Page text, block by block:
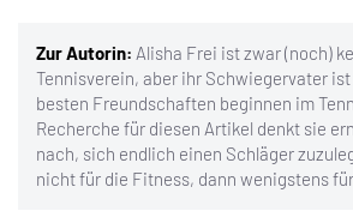
Zur Autorin: Alisha Frei ist zwar (noch)
Tennisverein, aber ihr Schwiegervater ist
besten Freundschaften beginnen im
Recherche für diesen Artikel denkt sie
nach, sich endlich einen Schläger
nicht für die Fitness, dann wenigstens